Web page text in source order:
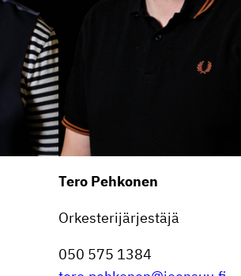
Tero Pehkonen
Orkes­te­ri­jär­jes­täjä
050 575 1384